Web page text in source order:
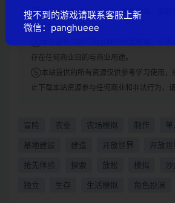
③如果本站有侵犯、不妥之处的资源，请联
间解决！
存在任何商业目的与商业用途。
⑤本站提供的所有资源仅供参考学习使用，
止下载本站资源参与任何商业和非法行为，
冒险 农业 农场模拟 制作 单
基地建设 建造 开放世界 开放
抢先体验 探索 放松 模拟 沙
独立 生存 生活模拟 角色扮演
搜不到的游戏请联系客服上新
微信：panghueee